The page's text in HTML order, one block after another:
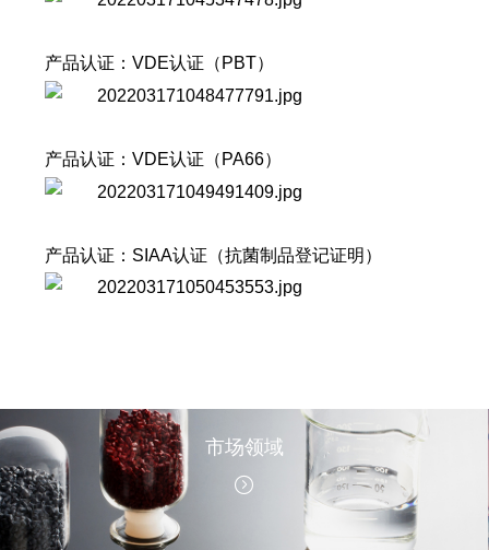
产品认证： VDE认证（PBT）
产品认证： VDE认证（PA66）
产品认证： SIAA认证（抗菌制品登记证明）
市场领域